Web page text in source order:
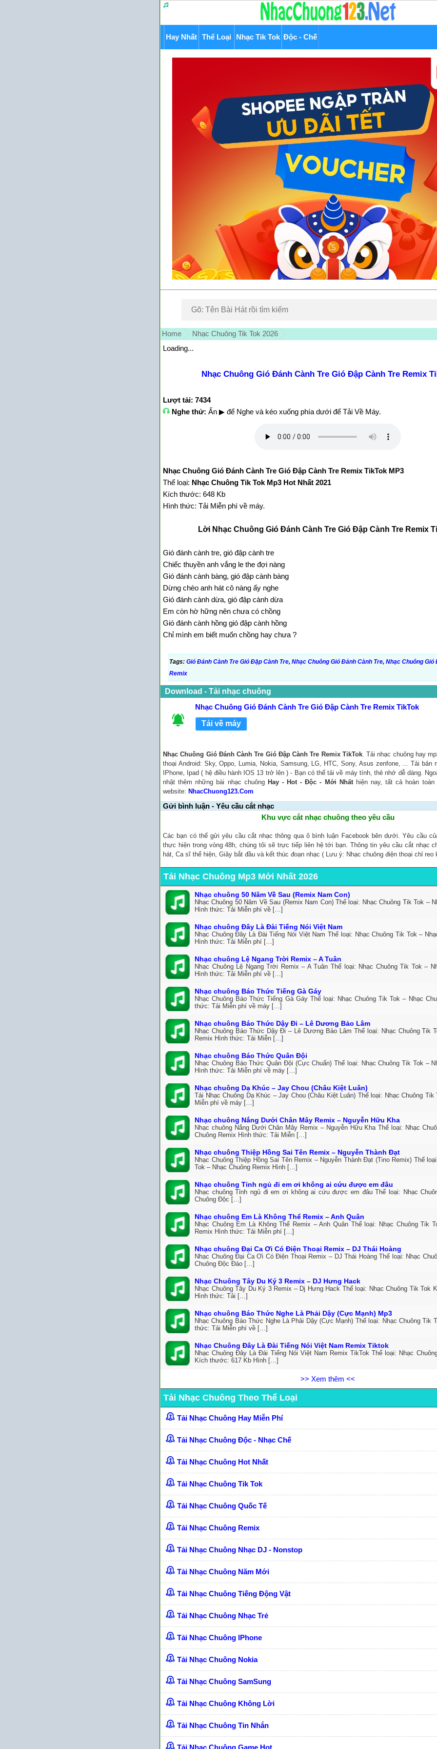
Hay Nhất Thể Loại Nhạc Tik Tok Độc - Chế
Home
Nhạc Chuông Tik Tok 2026
Loading...
Nhạc Chuông Gió Đánh Cành Tre Gió Đập Cành Tre Remix
Lượt tải: 7434
Nghe thử: Ấn ▶ để Nghe và kéo xuống phía dưới để Tải Về Máy.
Nhạc Chuông Gió Đánh Cành Tre Gió Đập Cành Tre Remix TikTok MP3
Thể loại: Nhạc Chuông Tik Tok Mp3 Hot Nhất 2021
Kích thước: 648 Kb
Hình thức: Tải Miễn phí về máy.
Lời Nhạc Chuông Gió Đánh Cành Tre Gió Đập Cành Tre Remix
Gió đánh cành tre, gió đập cành tre
Chiếc thuyền anh vắng le the đợi nàng
Gió đánh cành bàng, gió đập cành bàng
Dừng chèo anh hát cô nàng ấy nghe
Gió đánh cành dừa, gió đập cành dừa
Em còn hờ hững nên chưa có chồng
Gió đánh cành hồng gió đập cành hồng
Chỉ mình em biết muốn chồng hay chưa ?
Tags: Gió Đánh Cành Tre Gió Đập Cành Tre, Nhạc Chuông Gió Đánh Cành Tre, Nhạc Chuông Gió
Remix
Download - Tải nhạc chuông
Nhạc Chuông Gió Đánh Cành Tre Gió Đập Cành Tre Remix TikTok
Tải về máy
Nhạc Chuông Gió Đánh Cành Tre Gió Đập Cành Tre Remix TikTok. Tải nhạc chuông hay
thoại Android: Sky, Oppo, Lumia, Nokia, Samsung, LG, HTC, Sony, Asus zenfone, ... Tải bản
IPhone, Ipad ( hệ điều hành IOS 13 trở lên ) - Bạn có thể tải về máy tính, thẻ nhớ dễ dàng.
nhật thêm những bài nhạc chuông Hay - Hot - Độc - Mới Nhấthiện nay, tất cả hoàn toàn
website: NhacChuong123.Com
Gửi bình luận - Yêu cầu cắt nhạc
Khu vực cắt nhạc chuông theo yêu cầu
Các bạn có thể gửi yêu cầu cắt nhạc thông qua ô bình luận Facebook bên dưới. Yêu cầu
thực hiện trong vòng 48h, chúng tôi sẽ trực tiếp liên hệ tới bạn. Thông tin yêu cầu cắt nhạc
hát, Ca sĩ thể hiện, Giây bắt đầu và kết thúc đoạn nhạc ( Lưu ý: Nhạc chuông điện thoại chỉ reo
Tải Nhạc Chuông Mp3 Mới Nhất 2026
Nhạc chuông 50 Năm Về Sau (Remix Nam Con)
Nhạc Chuông 50 Năm Về Sau (Remix Nam Con) Thể loại: Nhạc Chuông Tik Tok –
Hình thức: Tải Miễn phí về […]
Nhạc chuông Đây Là Đài Tiếng Nói Việt Nam
Nhạc Chuông Đây Là Đài Tiếng Nói Việt Nam Thể loại: Nhạc Chuông Tik Tok –
Hình thức: Tải Miễn phí […]
Nhạc chuông Lệ Ngang Trời Remix – A Tuân
Nhạc Chuông Lệ Ngang Trời Remix – A Tuân Thể loại: Nhạc Chuông Tik Tok –
Hình thức: Tải Miễn phí về […]
Nhạc chuông Báo Thức Tiếng Gà Gáy
Nhạc Chuông Báo Thức Tiếng Gà Gáy Thể loại: Nhạc Chuông Tik Tok – Nhạc
thức: Tải Miễn phí về máy […]
Nhạc chuông Báo Thức Dậy Đi – Lê Dương Bảo Lâm
Nhạc Chuông Báo Thức Dậy Đi – Lê Dương Bảo Lâm Thể loại: Nhạc Chuông Tik
Remix Hình thức: Tải Miễn […]
Nhạc chuông Báo Thức Quân Đội
Nhạc Chuông Báo Thức Quân Đội (Cực Chuẩn) Thể loại: Nhạc Chuông Tik Tok –
Hình thức: Tải Miễn phí về máy […]
Nhạc chuông Dạ Khúc – Jay Chou (Châu Kiệt Luân)
Tải Nhạc Chuông Dạ Khúc – Jay Chou (Châu Kiệt Luân) Thể loại: Nhạc Chuông
Miễn phí về máy […]
Nhạc chuông Nắng Dưới Chân Mây Remix – Nguyễn Hữu Kha
Nhạc chuông Nắng Dưới Chân Mây Remix – Nguyễn Hữu Kha Thể loại: Nhạc
Chuông Remix Hình thức: Tải Miễn […]
Nhạc chuông Thiệp Hồng Sai Tên Remix – Nguyễn Thành Đạt
Nhạc Chuông Thiệp Hồng Sai Tên Remix – Nguyễn Thành Đạt (Tino Remix) Thể
Tok – Nhạc Chuông Remix Hình […]
Nhạc chuông Tỉnh ngủ đi em ơi không ai cứu được em đâu
Nhạc chuông Tỉnh ngủ đi em ơi không ai cứu được em đâu Thể loại: Nhạc
Chuông Độc […]
Nhạc chuông Em Là Không Thể Remix – Anh Quân
Nhạc Chuông Em Là Không Thể Remix – Anh Quân Thể loại: Nhạc Chuông Tik
Remix Hình thức: Tải Miễn phí […]
Nhạc chuông Đại Ca Ơi Có Điện Thoại Remix – DJ Thái Hoàng
Nhạc Chuông Đại Ca Ơi Có Điện Thoại Remix – DJ Thái Hoàng Thể loại: Nhạc
Chuông Độc Đáo […]
Nhạc Chuông Tây Du Ký 3 Remix – DJ Hưng Hack
Nhạc Chuông Tây Du Ký 3 Remix – Dj Hưng Hack Thể loại: Nhạc Chuông Tik Tok
Hình thức: Tải […]
Nhạc chuông Báo Thức Nghe Là Phải Dậy (Cực Mạnh) Mp3
Nhạc Chuông Báo Thức Nghe Là Phải Dậy (Cực Mạnh) Thể loại: Nhạc Chuông Tik
thức: Tải Miễn phí về […]
Nhạc Chuông Đây Là Đài Tiếng Nói Việt Nam Remix Tiktok
Nhạc Chuông Đây Là Đài Tiếng Nói Việt Nam Remix TikTok Thể loại: Nhạc
Kích thước: 617 Kb Hình […]
>> Xem thêm <<
Tải Nhạc Chuông Theo Thể Loại
Tải Nhạc Chuông Hay Miễn Phí
Tải Nhạc Chuông Độc - Nhạc Chế
Tải Nhạc Chuông Hot Nhất
Tải Nhạc Chuông Tik Tok
Tải Nhạc Chuông Quốc Tế
Tải Nhạc Chuông Remix
Tải Nhạc Chuông Nhạc DJ - Nonstop
Tải Nhạc Chuông Năm Mới
Tải Nhạc Chuông Tiếng Động Vật
Tải Nhạc Chuông Nhạc Trẻ
Tải Nhạc Chuông IPhone
Tải Nhạc Chuông Nokia
Tải Nhạc Chuông SamSung
Tải Nhạc Chuông Không Lời
Tải Nhạc Chuông Tin Nhắn